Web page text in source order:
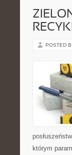
POSTED
którym